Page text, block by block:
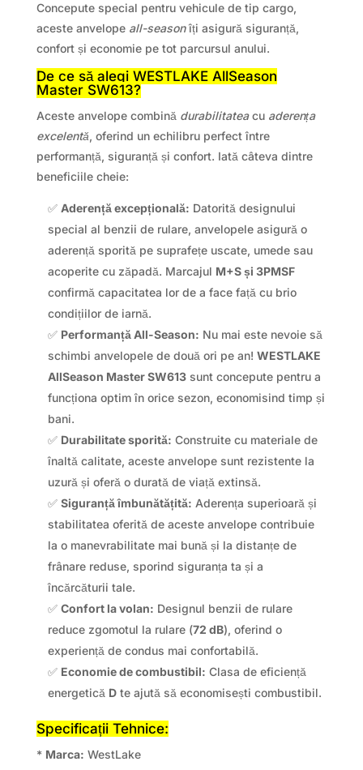
Concepute special pentru vehicule de tip cargo,
aceste anvelope all-seasonîți asigură siguranță,
confort și economie pe tot parcursul anului.
De ce să alegi WESTLAKE AllSeason
Master SW613?
Aceste anvelope combină durabilitateacu aderența
excelentă, oferind un echilibru perfect între
performanță, siguranță și confort. Iată câteva dintre
beneficiile cheie:
✅ Aderență excepțională: Datorită designului
special al benzii de rulare, anvelopele asigură o
aderență sporită pe suprafețe uscate, umede sau
acoperite cu zăpadă. Marcajul M+S și 3PMSF
confirmă capacitatea lor de a face față cu brio
condițiilor de iarnă.
✅ Performanță All-Season: Nu mai este nevoie să
schimbi anvelopele de două ori pe an! WESTLAKE
AllSeason Master SW613sunt concepute pentru a
funcționa optim în orice sezon, economisind timp și
bani.
✅ Durabilitate sporită: Construite cu materiale de
înaltă calitate, aceste anvelope sunt rezistente la
uzură și oferă o durată de viață extinsă.
✅ Siguranță îmbunătățită: Aderența superioară și
stabilitatea oferită de aceste anvelope contribuie
la o manevrabilitate mai bună și la distanțe de
frânare reduse, sporind siguranța ta și a
încărcăturii tale.
✅ Confort la volan: Designul benzii de rulare
reduce zgomotul la rulare (72 dB), oferind o
experiență de condus mai confortabilă.
✅ Economie de combustibil: Clasa de eficiență
energetică Dte ajută să economisești combustibil.
Specificații Tehnice:
* Marca: WestLake